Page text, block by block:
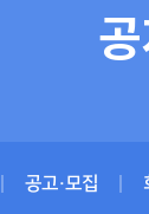
공고·모집